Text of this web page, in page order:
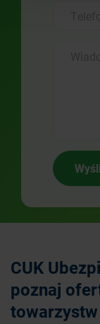
CUK
poznaj